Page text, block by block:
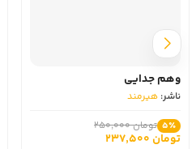
وهم جدایی
ناشر: هیرمند
5٪ تومان 250,000
تومان 237,500